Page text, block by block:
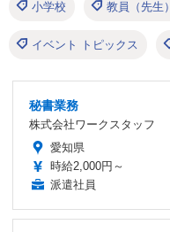
小学校 教員（先生）
イベント トピックス
秘書業務
株式会社ワークスタッフ
愛知県
時給2,000円～
派遣社員